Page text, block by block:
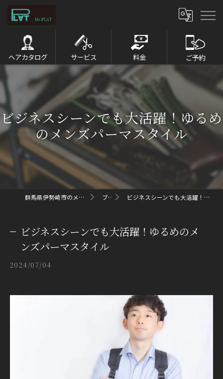
ヘアカタログ サービス 料金 ご予約
ビジネスシーンでも大活躍！ゆるめ
のメンズパーマスタイル
群馬県伊勢崎市のメンズパーマならMr.PLAT ブログ ビジネスシーンでも大活躍！ゆるめのメンズパーマスタイル
ビジネスシーンでも大活躍！ゆるめのメ
ンズパーマスタイル
2024/07/04